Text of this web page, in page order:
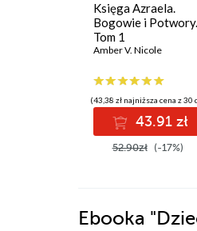
Księga Azraela.
Bogowie i Potwory.
Tom 1
Amber V. Nicole
(43,38 zł najniższa cena z 30
43.91 zł
52.90zł (-17%)
Ebooka